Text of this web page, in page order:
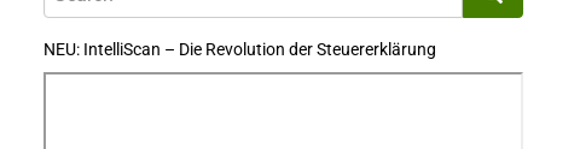
NEU: IntelliScan – Die Revolution der Steuererklärung